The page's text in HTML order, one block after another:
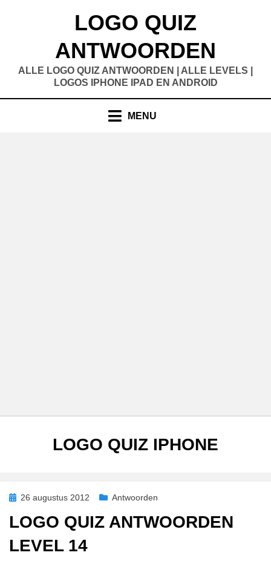
LOGO QUIZ
ANTWOORDEN
ALLE LOGO QUIZ ANTWOORDEN | ALLE LEVELS |
LOGOS IPHONE IPAD EN ANDROID
MENU
TAG
:
LOGO QUIZ IPHONE
Geplaatst
26 augustus 2012 Antwoorden
LOGO QUIZ ANTWOORDEN
LEVEL 14